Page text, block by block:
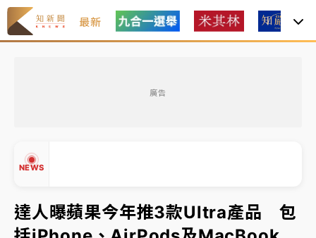
最新
廣告
NEWS
故宮《龍藏經》特展第2檔！今線上預約開賣一度塞車
周六起展出延長至晚上7時
台東農業處長涉圖利渡假村！東檢抗告成功 今重開羈
押庭
達人曝蘋果今年推3款Ultra產品 包